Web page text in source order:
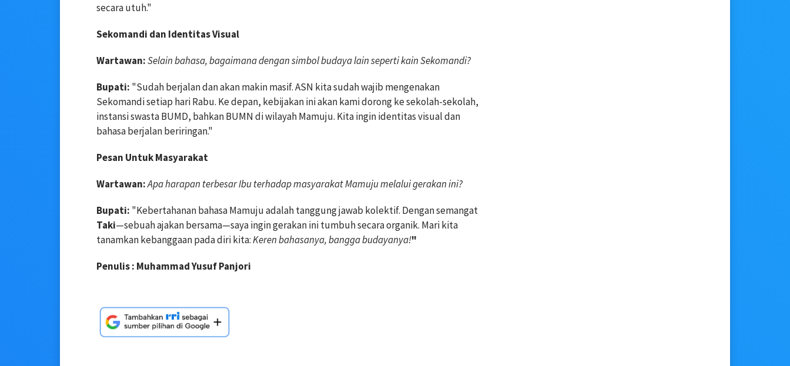
secara utuh."
Sekomandi dan Identitas Visual
Wartawan:Selain bahasa, bagaimana dengan simbol budaya lain seperti kain Sekomandi?
Bupati: "Sudah berjalan dan akan makin masif. ASN kita sudah wajib mengenakan
Sekomandi setiap hari Rabu. Ke depan, kebijakan ini akan kami dorong ke sekolah-sekolah,
instansi swasta BUMD, bahkan BUMN di wilayah Mamuju. Kita ingin identitas visual dan
bahasa berjalan beriringan."
Pesan Untuk Masyarakat
Wartawan:Apa harapan terbesar Ibu terhadap masyarakat Mamuju melalui gerakan ini?
Bupati: "Kebertahanan bahasa Mamuju adalah tanggung jawab kolektif. Dengan semangat
Taki—sebuah ajakan bersama—saya ingin gerakan ini tumbuh secara organik. Mari kita
tanamkan kebanggaan pada diri kita:Keren bahasanya, bangga budayanya!"
Penulis : Muhammad Yusuf Panjori